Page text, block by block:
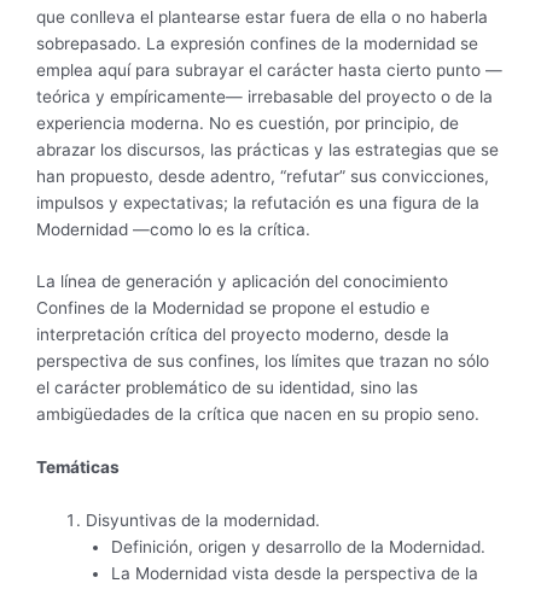
que conlleva el plantearse estar fuera de ella o no haberla
sobrepasado. La expresión confines de la modernidad se
emplea aquí para subrayar el carácter hasta cierto punto —
teórica y empíricamente— irrebasable del proyecto o de la
experiencia moderna. No es cuestión, por principio, de
abrazar los discursos, las prácticas y las estrategias que se
han propuesto, desde adentro, “refutar” sus convicciones,
impulsos y expectativas; la refutación es una figura de la
Modernidad —como lo es la crítica.
La línea de generación y aplicación del conocimiento
Confines de la Modernidad se propone el estudio e
interpretación crítica del proyecto moderno, desde la
perspectiva de sus confines, los límites que trazan no sólo
el carácter problemático de su identidad, sino las
ambigüedades de la crítica que nacen en su propio seno.
Temáticas
Disyuntivas de la modernidad.
Definición, origen y desarrollo de la Modernidad.
La Modernidad vista desde la perspectiva de la